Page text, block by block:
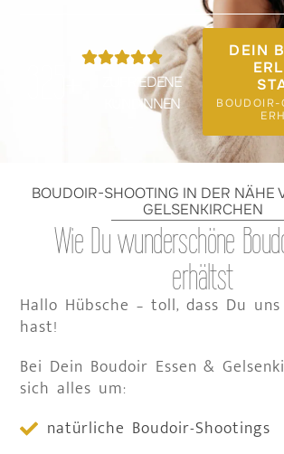
ZUFRIEDENE
KUNDINNEN
DEIN
BOUDOIR-
natürliche Boudoir-Shootings
Hallo Hübsche – toll, dass Du
hast!
Bei Dein Boudoir Essen &
sich alles um:
BOUDOIR-SHOOTING IN DER NÄHE
GELSENKIRCHEN
Wie Du wunderschöne
erhältst